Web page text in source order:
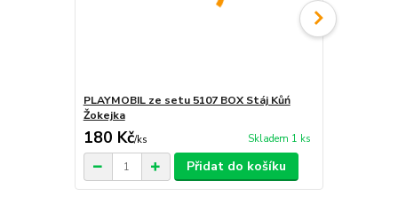
PLAYMOBIL ze setu 5107 BOX Stáj Kůń
Žokejka
180 Kč/ks Skladem 1 ks
Přidat do košíku